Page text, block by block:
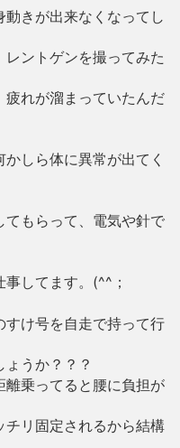
きが出来なくなってし
ントゲンを撮ってみた
れが溜まっていたんだ
しら体に異常が出てく
もらって、電気や針で
してます。(^^；
すけ号を自走で持って行
うか？？？
離乗ってると腰に負担が
チリ固定されるから結構